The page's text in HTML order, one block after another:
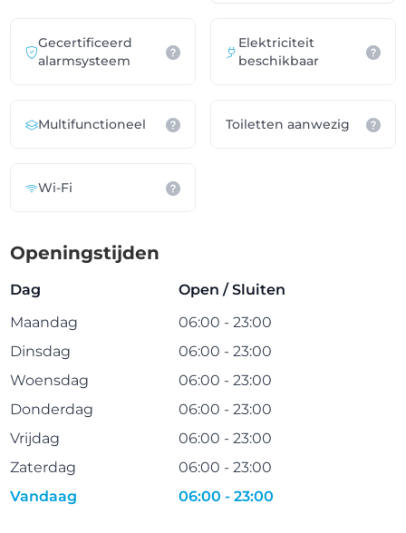
Gecertificeerd
alarmsysteem
Elektriciteit
beschikbaar
Multifunctioneel Toiletten aanwezig
Wi-Fi
Openingstijden
Dag
Open / Sluiten
Maandag
06:00 - 23:00
Dinsdag
06:00 - 23:00
Woensdag
06:00 - 23:00
Donderdag
06:00 - 23:00
Vrijdag
06:00 - 23:00
Zaterdag
06:00 - 23:00
Vandaag
06:00 - 23:00